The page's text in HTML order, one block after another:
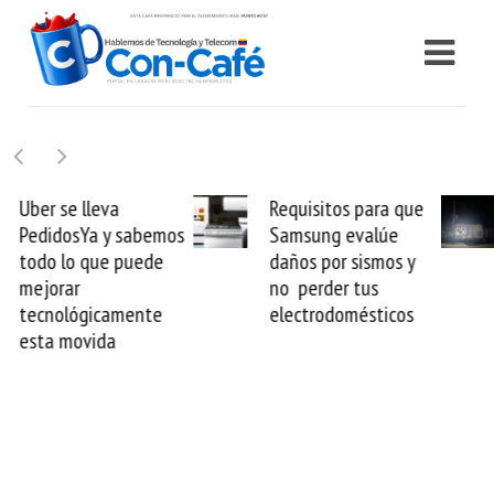
Requisitos para que
Samsung evalúe
daños por sismos y
no perder tus
electrodomésticos
Movistar reconecta
las 11 parroquias de
La Guaira y Starlink
marca el fin del
apagón sísmico